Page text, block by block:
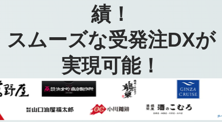
績！
スムーズな受発注DXが
実現可能！